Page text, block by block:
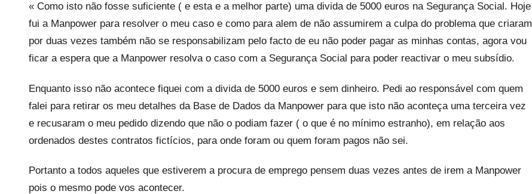
x
i
v
e
s
« Como isto não fosse suficiente ( e esta e a melhor parte) uma divida de 5000 euros na Segurança Social. Hoje
fui a Manpower para resolver o meu caso e como para alem de não assumirem a culpa do problema que criaram
por duas vezes também não se responsabilizam pelo facto de eu não poder pagar as minhas contas, agora vou
ficar a espera que a Manpower resolva o caso com a Segurança Social para poder reactivar o meu subsídio.
Enquanto isso não acontece fiquei com a divida de 5000 euros e sem dinheiro. Pedi ao responsável com quem
falei para retirar os meu detalhes da Base de Dados da Manpower para que isto não aconteça uma terceira vez
e recusaram o meu pedido dizendo que não o podiam fazer ( o que é no mínimo estranho), em relação aos
ordenados destes contratos fictícios, para onde foram ou quem foram pagos não sei.
Portanto a todos aqueles que estiverem a procura de emprego pensem duas vezes antes de irem a Manpower
pois o mesmo pode vos acontecer.